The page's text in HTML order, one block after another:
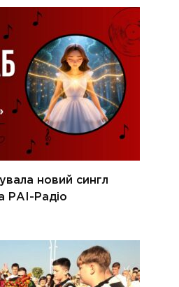
новий сингл
РАІ-Радіо